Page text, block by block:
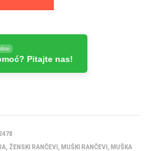
Pitajte nas!
ŽENSKI RANČEVI MUŠKI RANČEVI
MUŠKA